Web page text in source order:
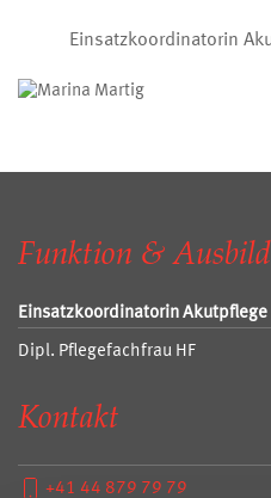
Einsatzkoordinatorin
Funktion &
Einsatzkoordinatorin
Dipl. Pflegefachfrau HF
Kontakt
+41 44 879 79 79